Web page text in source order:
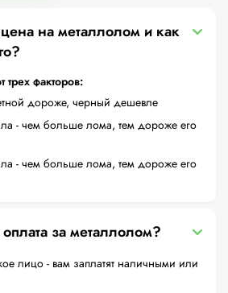
цена на металлолом и как
трех факторов:
дороже, черный дешевле
- чем больше лома, тем дороже его
- чем больше лома, тем дороже его
за металлолом?
лицо - вам заплатят наличными или